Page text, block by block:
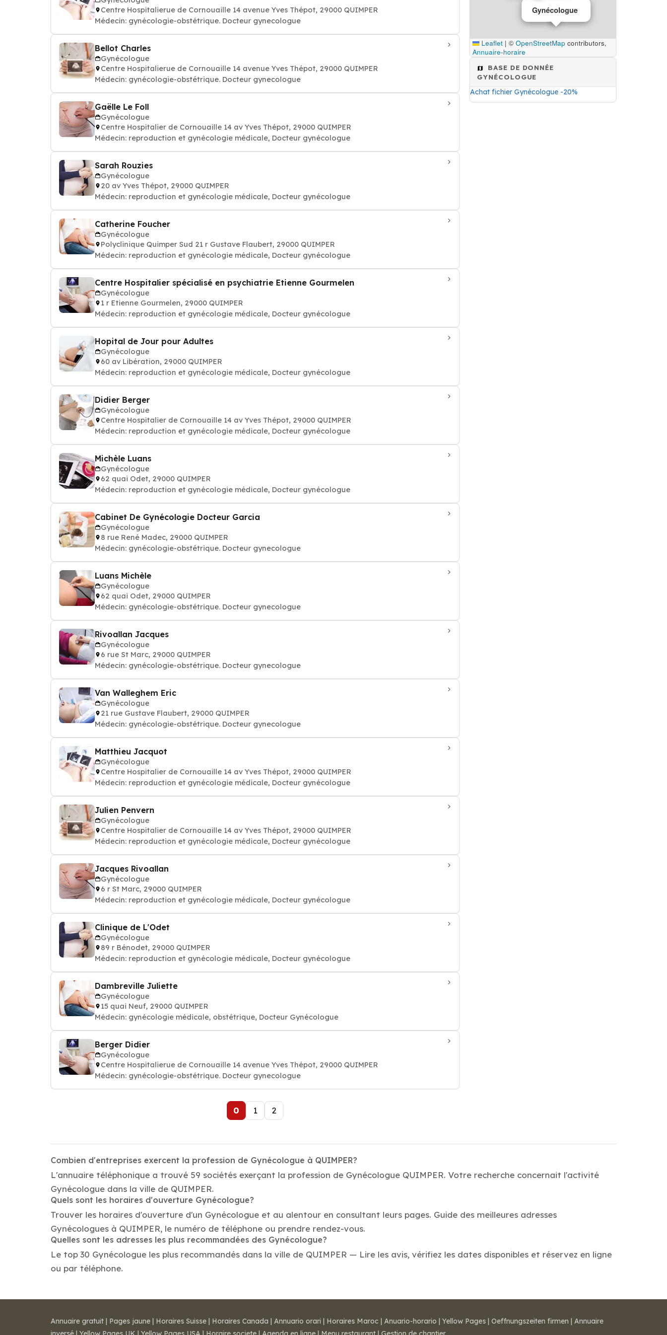
Centre Hospitalierue de Cornouaille 14 avenue Yves Thépot, 29000 QUIMPER
Médecin: gynécologie-obstétrique. Docteur gynecologue
Bellot Charles
Gynécologue
Centre Hospitalierue de Cornouaille 14 avenue Yves Thépot, 29000 QUIMPER
Médecin: gynécologie-obstétrique. Docteur gynecologue
Gaëlle Le Foll
Gynécologue
Centre Hospitalier de Cornouaille 14 av Yves Thépot, 29000 QUIMPER
Médecin: reproduction et gynécologie médicale, Docteur gynécologue
Sarah Rouzies
Gynécologue
20 av Yves Thépot, 29000 QUIMPER
Médecin: reproduction et gynécologie médicale, Docteur gynécologue
Catherine Foucher
Gynécologue
Polyclinique Quimper Sud 21 r Gustave Flaubert, 29000 QUIMPER
Médecin: reproduction et gynécologie médicale, Docteur gynécologue
Centre Hospitalier spécialisé en psychiatrie Etienne Gourmelen
Gynécologue
1 r Etienne Gourmelen, 29000 QUIMPER
Médecin: reproduction et gynécologie médicale, Docteur gynécologue
Hopital de Jour pour Adultes
Gynécologue
60 av Libération, 29000 QUIMPER
Médecin: reproduction et gynécologie médicale, Docteur gynécologue
Didier Berger
Gynécologue
Centre Hospitalier de Cornouaille 14 av Yves Thépot, 29000 QUIMPER
Médecin: reproduction et gynécologie médicale, Docteur gynécologue
Michèle Luans
Gynécologue
62 quai Odet, 29000 QUIMPER
Médecin: reproduction et gynécologie médicale, Docteur gynécologue
Cabinet De Gynécologie Docteur Garcia
Gynécologue
8 rue René Madec, 29000 QUIMPER
Médecin: gynécologie-obstétrique. Docteur gynecologue
Luans Michèle
Gynécologue
62 quai Odet, 29000 QUIMPER
Médecin: gynécologie-obstétrique. Docteur gynecologue
Rivoallan Jacques
Gynécologue
6 rue St Marc, 29000 QUIMPER
Médecin: gynécologie-obstétrique. Docteur gynecologue
Van Walleghem Eric
Gynécologue
21 rue Gustave Flaubert, 29000 QUIMPER
Médecin: gynécologie-obstétrique. Docteur gynecologue
Matthieu Jacquot
Gynécologue
Centre Hospitalier de Cornouaille 14 av Yves Thépot, 29000 QUIMPER
Médecin: reproduction et gynécologie médicale, Docteur gynécologue
Julien Penvern
Gynécologue
Centre Hospitalier de Cornouaille 14 av Yves Thépot, 29000 QUIMPER
Médecin: reproduction et gynécologie médicale, Docteur gynécologue
Jacques Rivoallan
Gynécologue
6 r St Marc, 29000 QUIMPER
Médecin: reproduction et gynécologie médicale, Docteur gynécologue
Clinique de L'Odet
Gynécologue
89 r Bénodet, 29000 QUIMPER
Médecin: reproduction et gynécologie médicale, Docteur gynécologue
Dambreville Juliette
Gynécologue
15 quai Neuf, 29000 QUIMPER
Médecin: gynécologie médicale, obstétrique, Docteur Gynécologue
Berger Didier
Gynécologue
Centre Hospitalierue de Cornouaille 14 avenue Yves Thépot, 29000 QUIMPER
Médecin: gynécologie-obstétrique. Docteur gynecologue
0 1 2
Gynécologue
Leaflet | © OpenStreetMap contributors,
Annuaire-horaire
BASE DE DONNÉE
GYNÉCOLOGUE
Achat fichier Gynécologue -20%
Combien d'entreprises exercent la profession de Gynécologue à QUIMPER?
L'annuaire téléphonique a trouvé 59 sociétés exerçant la profession de Gynécologue QUIMPER. Votre recherche concernait l'activité
Gynécologue dans la ville de QUIMPER.
Quels sont les horaires d'ouverture Gynécologue?
Trouver les horaires d'ouverture d'un Gynécologue et au alentour en consultant leurs pages. Guide des meilleures adresses
Gynécologues à QUIMPER, le numéro de téléphone ou prendre rendez-vous.
Quelles sont les adresses les plus recommandées des Gynécologue?
Le top 30 Gynécologue les plus recommandés dans la ville de QUIMPER — Lire les avis, vérifiez les dates disponibles et réservez en ligne
ou par téléphone.
Annuaire gratuit | Pages jaune | Horaires Suisse | Horaires Canada | Annuario orari | Horaires Maroc | Anuario-horario | Yellow Pages | Oeffnungszeiten firmen | Annuaire